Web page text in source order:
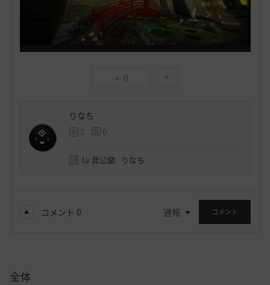
0
りなち
7 0
Lv 非公開 りなち
コメント 0 通報 コメント
全体